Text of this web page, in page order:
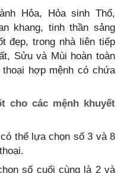
Hỏa, Hỏa sinh Thổ,
khang, tinh thần sảng
đẹp, trong nhà liên tiếp
Sửu và Mùi hoàn toàn
hợp mệnh có chứa
cho các mệnh khuyết
thể lựa chọn số 3 và 8
số cuối cùng là 2 và